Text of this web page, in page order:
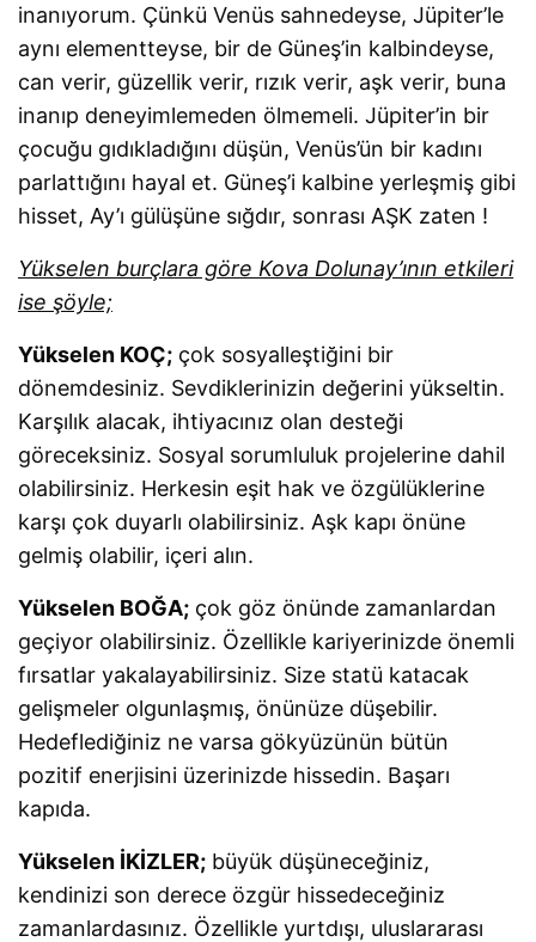
inanıyorum. Çünkü Venüs sahnedeyse, Jüpiter’le
aynı elementteyse, bir de Güneş’in kalbindeyse,
can verir, güzellik verir, rızık verir, aşk verir, buna
inanıp deneyimlemeden ölmemeli. Jüpiter’in bir
çocuğu gıdıkladığını düşün, Venüs’ün bir kadını
parlattığını hayal et. Güneş’i kalbine yerleşmiş gibi
hisset, Ay’ı gülüşüne sığdır, sonrası AŞK zaten !
Yükselen burçlara göre Kova Dolunay’ının etkileri
ise şöyle;
Yükselen KOÇ; çok sosyalleştiğini bir
dönemdesiniz. Sevdiklerinizin değerini yükseltin.
Karşılık alacak, ihtiyacınız olan desteği
göreceksiniz. Sosyal sorumluluk projelerine dahil
olabilirsiniz. Herkesin eşit hak ve özgülüklerine
karşı çok duyarlı olabilirsiniz. Aşk kapı önüne
gelmiş olabilir, içeri alın.
Yükselen BOĞA; çok göz önünde zamanlardan
geçiyor olabilirsiniz. Özellikle kariyerinizde önemli
fırsatlar yakalayabilirsiniz. Size statü katacak
gelişmeler olgunlaşmış, önünüze düşebilir.
Hedeflediğiniz ne varsa gökyüzünün bütün
pozitif enerjisini üzerinizde hissedin. Başarı
kapıda.
Yükselen İKİZLER; büyük düşüneceğiniz,
kendinizi son derece özgür hissedeceğiniz
zamanlardasınız. Özellikle yurtdışı, uluslararası